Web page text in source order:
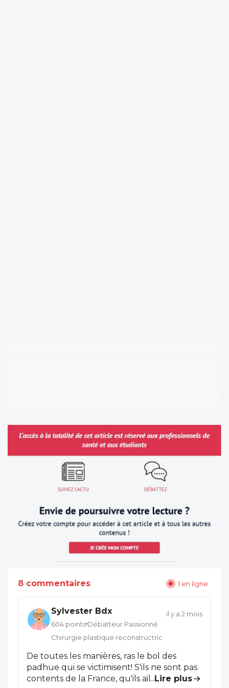
8 commentaires 1 en ligne
Sylvester Bdx
604 points Débatteur Passionné
Chirurgie plastique reconstructrice et esthétique
il y a 2 mois
De toutes les manières, ras le bol des
padhue qui se victimisent! S'ils ne sont pas
contents de la France, qu'ils aillent ailleurs
... Lire plus